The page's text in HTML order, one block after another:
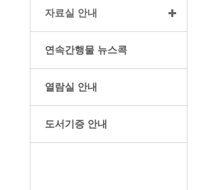
자료실 안내
연속간행물 뉴스콕
열람실 안내
도서기증 안내